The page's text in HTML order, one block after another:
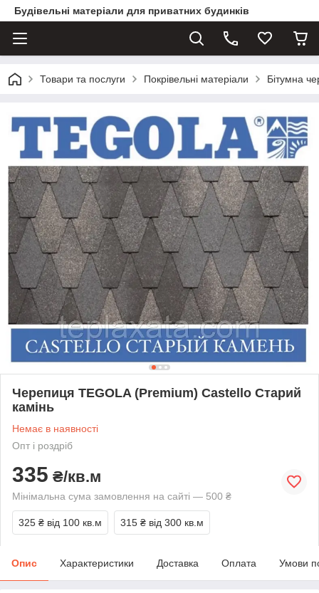
Будівельні матеріали для приватних будинків
Товари та послуги Покрівельні матеріали Бітумна
Черепиця TEGOLA (Premium) Castello Старий
камінь
Немає в наявності
Опт і роздріб
335 ₴/кв.м
Мінімальна сума замовлення на сайті — 500 ₴
325 ₴ від 100 кв.м 315 ₴ від 300 кв.м
Опис Характеристики Доставка Оплата Умови